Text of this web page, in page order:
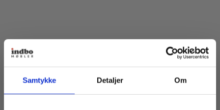
Samtykke Detaljer Om